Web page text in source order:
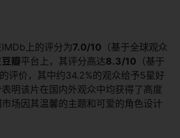
IMDb上的评分为​​7.0/10​ ​（基于全球观众
​豆瓣​​平台上，其评分高达​​8.3/10​ ​（基于
评价，其中约34.2%的观众给予5星好
明该片在国内外观众中均获得了高度
场因其温馨的主题和可爱的角色设计